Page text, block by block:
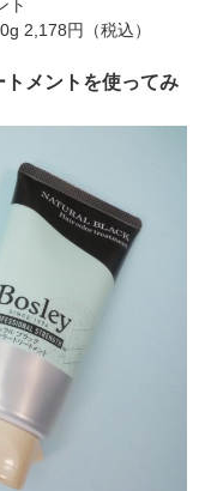
ト
2,178円（税込）
メントを使ってみ